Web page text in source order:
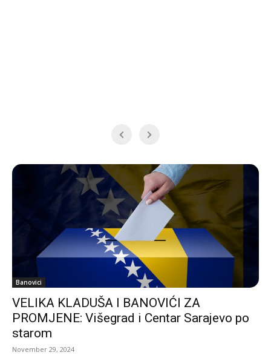
Banovici
VELIKA KLADUŠA I BANOVIĆI ZA
PROMJENE: Višegrad i Centar Sarajevo po
starom
November 29, 2024